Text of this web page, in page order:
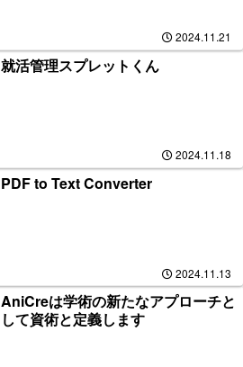
2024.11.21
就活管理スプレットくん
2024.11.18
PDF to Text Converter
2024.11.13
AniCreは学術の新たなアプローチと
して資術と定義します